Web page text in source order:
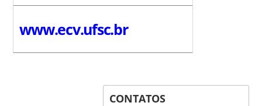
www.ecv.ufsc.br
CONTATOS